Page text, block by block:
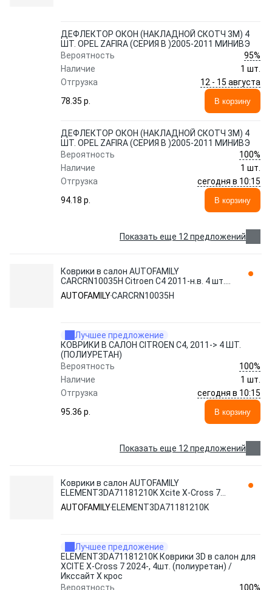
ДЕФЛЕКТОР ОКОН (НАКЛАДНОЙ СКОТЧ 3М) 4
ШТ. OPEL ZAFIRA (СЕРИЯ В )2005-2011 МИНИВЭ
Вероятность
95%
Наличие
1 шт.
Отгрузка
12 - 15 августа
78.35 p.
В корзину
ДЕФЛЕКТОР ОКОН (НАКЛАДНОЙ СКОТЧ 3М) 4
ШТ. OPEL ZAFIRA (СЕРИЯ В )2005-2011 МИНИВЭ
Вероятность
100%
Наличие
1 шт.
Отгрузка
сегодня в 10:15
94.18 p.
В корзину
Показать еще 12 предложений
Коврики в салон AUTOFAMILY
CARCRN10035H Citroen C4 2011-н.в. 4 шт.,
черный
AUTOFAMILYCARCRN10035H
Лучшее предложение
КОВРИКИ В САЛОН CITROEN C4, 2011-> 4 ШТ.
(ПОЛИУРЕТАН)
Вероятность
100%
Наличие
1 шт.
Отгрузка
сегодня в 10:15
95.36 p.
В корзину
Показать еще 12 предложений
Коврики в салон AUTOFAMILY
ELEMENT3DA71181210K Xcite X-Cross 7
2024-н.в. 4 шт., черный
AUTOFAMILY ELEMENT3DA71181210K
Лучшее предложение
ELEMENT3DA71181210K Коврики 3D в салон для
XCITE X-Cross 7 2024-, 4шт. (полиуретан) /
Икссайт Х крос
Вероятность
100%